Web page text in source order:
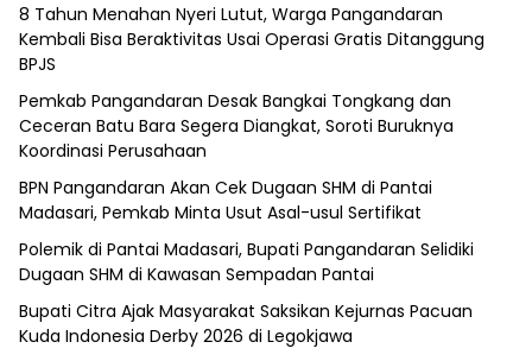
8 Tahun Menahan Nyeri Lutut, Warga Pangandaran
Kembali Bisa Beraktivitas Usai Operasi Gratis Ditanggung
BPJS
Pemkab Pangandaran Desak Bangkai Tongkang dan
Ceceran Batu Bara Segera Diangkat, Soroti Buruknya
Koordinasi Perusahaan
BPN Pangandaran Akan Cek Dugaan SHM di Pantai
Madasari, Pemkab Minta Usut Asal-usul Sertifikat
Polemik di Pantai Madasari, Bupati Pangandaran Selidiki
Dugaan SHM di Kawasan Sempadan Pantai
Bupati Citra Ajak Masyarakat Saksikan Kejurnas Pacuan
Kuda Indonesia Derby 2026 di Legokjawa